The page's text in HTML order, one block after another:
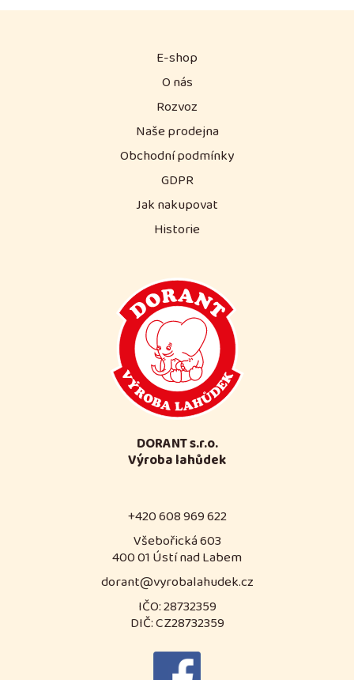
E-shop
O nás
Rozvoz
Naše prodejna
Obchodní podmínky
GDPR
Jak nakupovat
Historie
DORANT s.r.o.
Výroba lahůdek
+420 608 969 622
Všebořická 603
400 01 Ústí nad Labem
dorant@vyrobalahudek.cz
IČO: 28732359
DIČ: CZ28732359